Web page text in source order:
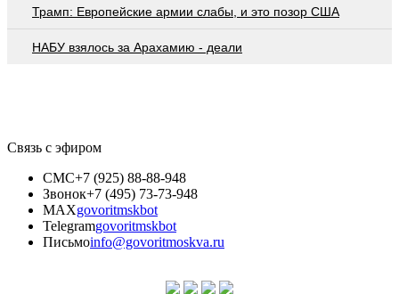
Трамп: Европейские армии слабы, и это позор США
НАБУ взялось за Арахамию - деали
Связь с эфиром
СМС+7 (925) 88-88-948
Звонок+7 (495) 73-73-948
MAXgovoritmskbot
Telegramgovoritmskbot
Письмоinfo@govoritmoskva.ru